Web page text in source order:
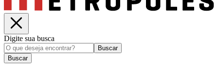
Digite sua busca
Buscar
Buscar